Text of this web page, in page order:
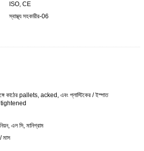
ISO, CE
স্বাস্থ্য সহকারীর-06
কাঠের pallets, acked, এবং প্লাস্টিকের / ইস্পাত
tightened
এল সি, মানিগ্রাম
মাস